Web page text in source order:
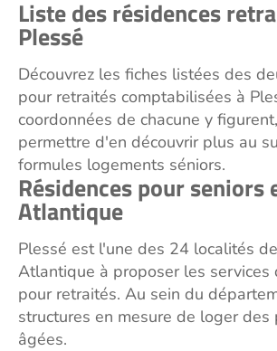
Liste des résidences
Plessé
Découvrez les fiches listées des
pour retraités comptabilisées à
coordonnées de chacune y
permettre d'en découvrir plus au
formules logements séniors.
Résidences pour seniors
Atlantique
Plessé est l'une des 24 localités
Atlantique à proposer les services
pour retraités. Au sein du
structures en mesure de loger des
âgées.